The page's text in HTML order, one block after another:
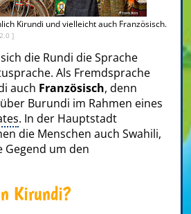
Kirundi und vielleicht auch Französisch.
]
die Rundi die Sprache
Als Fremdsprache
auch Französisch, denn
Burundi im Rahmen eines
. In der Hauptstadt
die Menschen auch Swahili,
Gegend um den
Kirundi?